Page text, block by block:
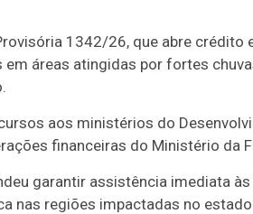
1342/26, que abre crédito
áreas atingidas por fortes
aos ministérios do
financeiras do Ministério da
garantir assistência imediata
nas regiões impactadas no